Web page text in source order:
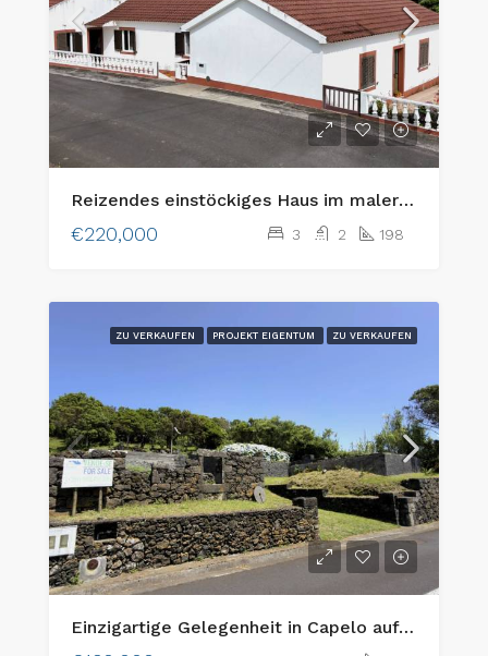
Reizendes einstöckiges Haus im malerischen Flamengos, Horta
€220,000 3 2 198
ZU VERKAUFEN PROJEKT EIGENTUM ZU VERKAUFEN
Einzigartige Gelegenheit in Capelo auf der Insel Faial: Zwei aneinandergrenzende Baugrundstücke mit Meerblick und traditionellem Charme